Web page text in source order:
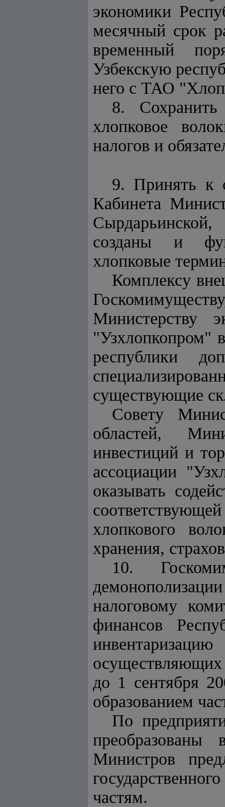
экономики
месячный срок
временный
Узбекскую
него с ТАО
8.
хлопковое
налогов и
9. Принять к
Кабинета
созданы и
хлопковые
Комплексу
Министерству
"Узхлопкопром"
республики
существующие
Совету
областей,
инвестиций и
ассоциации
оказывать
хлопкового
хранения,
10.
налоговому
финансов
осуществляющих
до 1 сентября
образованием
По
Министров
частям.